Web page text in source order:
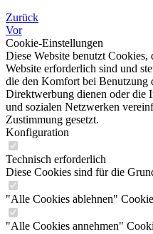
Zurück
Vor
Cookie-Einstellungen
Diese Website benutzt
Website erforderlich sind und
die den Komfort bei Benutzung
Direktwerbung dienen oder die
und sozialen Netzwerken
Zustimmung gesetzt.
Konfiguration
Technisch erforderlich
Diese Cookies sind für die
"Alle Cookies ablehnen" Cookie
"Alle Cookies annehmen"